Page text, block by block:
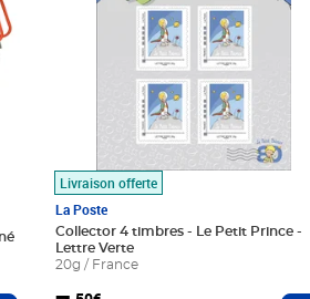
Livraison offerte
La Poste
Collector 4 timbres - Le Petit Prince -
Lettre Verte
20g / France